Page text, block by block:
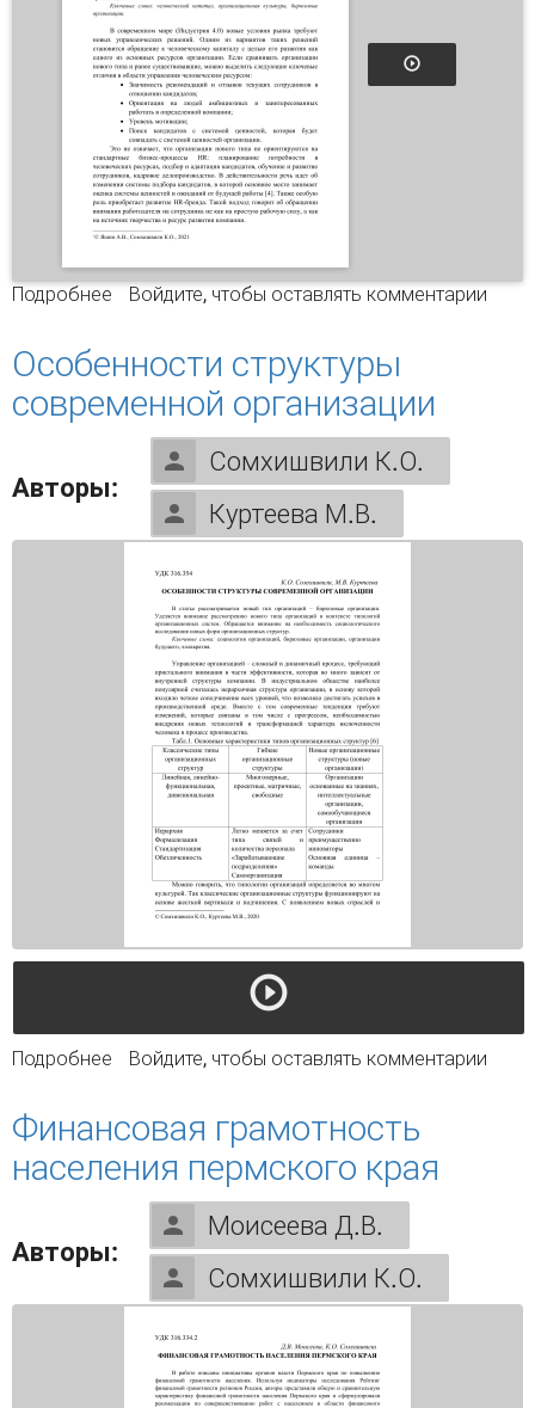
Подробнее о МЕСТО ЧЕЛОВЕЧЕСКОГО КАПИТАЛА В
Войдите, чтобы оставлять комментарии
Особенности структуры
современной организации
Авторы:
Сомхишвили К.О.
Куртеева М.В.
Подробнее о Особенности структуры современной
Войдите, чтобы оставлять комментарии
Финансовая грамотность
населения пермского края
Авторы:
Моисеева Д.В.
Сомхишвили К.О.